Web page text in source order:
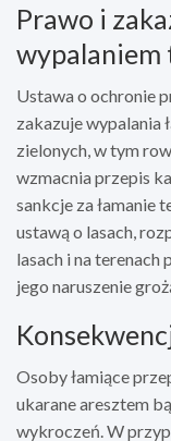
Prawo i
wypalaniem
Ustawa o ochronie
zakazuje wypalania
zielonych, w tym
wzmacnia przepis
sankcje za łamanie
ustawą o lasach,
lasach i na terenach
jego naruszenie
Osoby łamiące
ukarane aresztem
wykroczeń. W